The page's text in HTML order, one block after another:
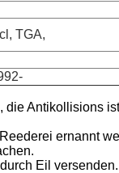
TGA,
Antikollisions
ernannt
Eil